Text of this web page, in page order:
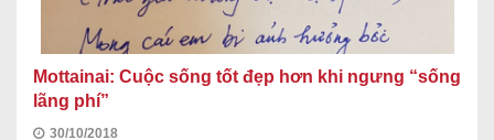
Mottainai: Cuộc sống tốt đẹp hơn khi ngưng “sống
lãng phí”
30/10/2018